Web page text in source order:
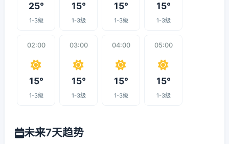
25°
1-3级
15°
1-3级
15°
1-3级
15°
1-3级
02:00
15°
1-3级
03:00
15°
1-3级
04:00
15°
1-3级
05:00
15°
1-3级
未来7天趋势